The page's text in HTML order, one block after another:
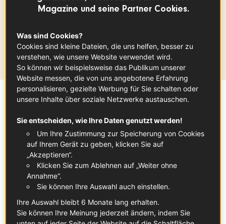
ZWIEBEL AUVERGNE-RHÔNE-ALPES FRÜHLING
Auvergne - Rhône-Alpes
Mehr als nur ein Gewürz: Die milde Zwiebel
aus den Cevennen (AOP) ist nur leicht scharf
und frei von Bitternoten und eignet sich roh
oder gegart für alle möglichen
Zubereitungen. Schon seit Jahrhunderten
wird sie auf Terrassen auf den Hängen der
Magazine und seine Partner Cookies.
Was sind Cookies?
Cookies sind kleine Dateien, die uns helfen, besser zu
verstehen, wie unsere Website verwendet wird.
So können wir beispielsweise das Publikum unserer
Website messen, die von uns angebotene Erfahrung
personalisieren, gezielte Werbung für Sie schalten oder
unsere Inhalte über soziale Netzwerke austauschen.
Sie entscheiden, wie Ihre Daten genutzt werden!
Um Ihre Zustimmung zur Speicherung von Cookies
auf Ihrem Gerät zu geben, klicken Sie auf
„Akzeptieren“.
Klicken Sie zum Ablehnen auf „Weiter ohne
Annahme“.
Sie können Ihre Auswahl auch einstellen.
Ihre Auswahl bleibt 6 Monate lang erhalten.
Sie können Ihre Meinung jederzeit ändern, indem Sie